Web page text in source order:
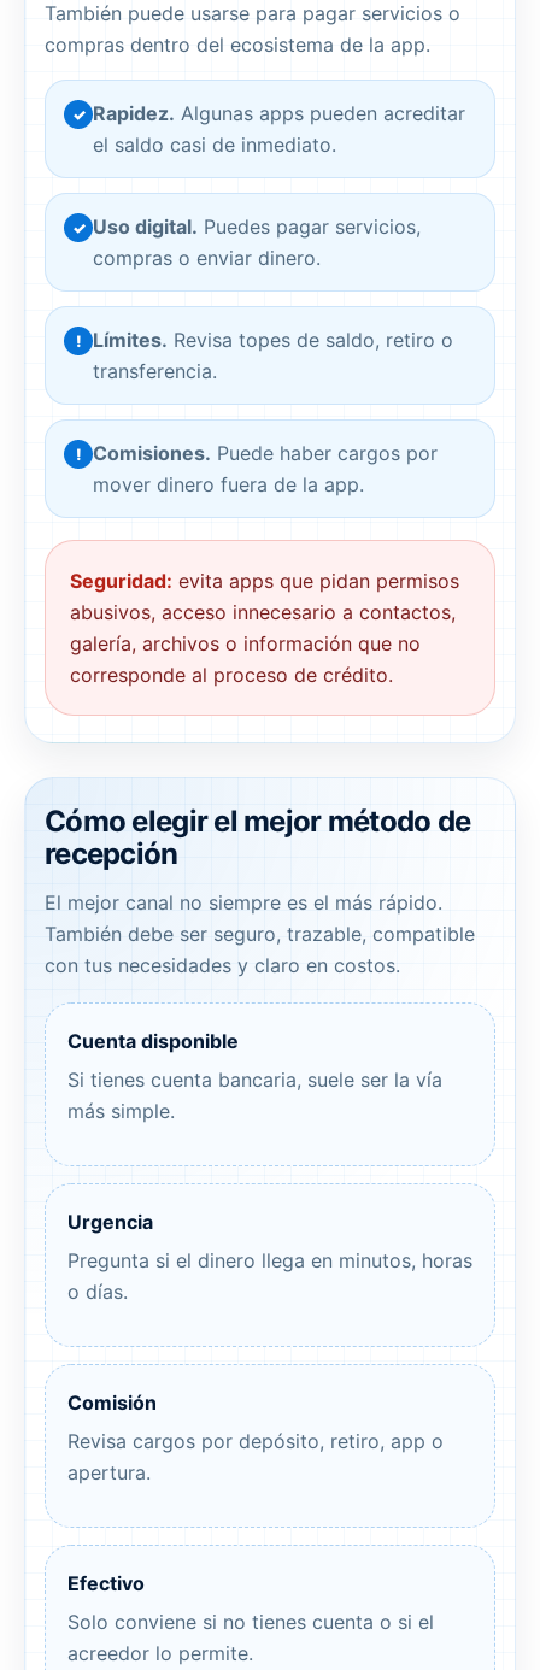
También puede usarse para pagar servicios o
compras dentro del ecosistema de la app.
✓ Rapidez. Algunas apps pueden acreditar
el saldo casi de inmediato.
✓ Uso digital. Puedes pagar servicios,
compras o enviar dinero.
! Límites. Revisa topes de saldo, retiro o
transferencia.
! Comisiones. Puede haber cargos por
mover dinero fuera de la app.
Seguridad: evita apps que pidan permisos
abusivos, acceso innecesario a contactos,
galería, archivos o información que no
corresponde al proceso de crédito.
Cómo elegir el mejor método de
recepción
El mejor canal no siempre es el más rápido.
También debe ser seguro, trazable, compatible
con tus necesidades y claro en costos.
Cuenta disponible
Si tienes cuenta bancaria, suele ser la vía
más simple.
Urgencia
Pregunta si el dinero llega en minutos, horas
o días.
Comisión
Revisa cargos por depósito, retiro, app o
apertura.
Efectivo
Solo conviene si no tienes cuenta o si el
acreedor lo permite.